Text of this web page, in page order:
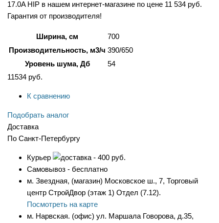
17.0A HIP в нашем интернет-магазине по цене 11 534 руб.
Гарантия от производителя!
Ширина, см
700
Производительность, м3/ч 390/650
Уровень шума, Дб
54
11534 руб.
К сравнению
Подобрать аналог
Доставка
По Санкт-Петербургу
Курьер
- 400 руб.
Самовывоз - бесплатно
м. Звездная, (магазин) Московское ш., 7, Торговый
центр СтройДвор (этаж 1) Отдел (7.12).
Посмотреть на карте
м. Нарвская. (офис) ул. Маршала Говорова, д.35,